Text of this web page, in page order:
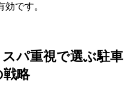
です。
パ重視で選ぶ駐車
略